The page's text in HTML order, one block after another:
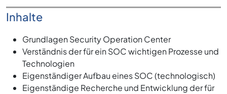
Inhalte
Grundlagen Security Operation Center
Verständnis der für ein SOC wichtigen Prozesse und
Technologien
Eigenständiger Aufbau eines SOC (technologisch)
Eigenständige Recherche und Entwicklung der für